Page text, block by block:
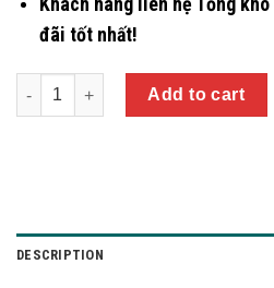
đãi tốt nhất!
Quantity
Add to cart
DESCRIPTION